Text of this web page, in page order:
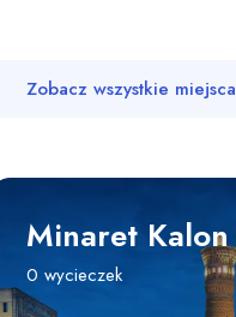
Zobacz wszystkie miejsca
Minaret Kalon
0 wycieczek